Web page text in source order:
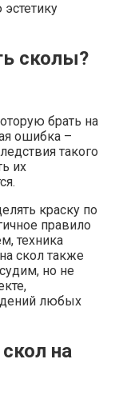
сколы?
брать на
ошибка –
такого
их
краску по
правило
техника
скол также
но не
любых
на